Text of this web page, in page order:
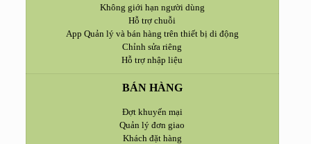
Không giới hạn người dùng
Hỗ trợ chuỗi
App Quản lý và bán hàng trên thiết bị di động
Chỉnh sửa riêng
Hỗ trợ nhập liệu
BÁN HÀNG
Đợt khuyến mại
Quản lý đơn giao
Khách đặt hàng